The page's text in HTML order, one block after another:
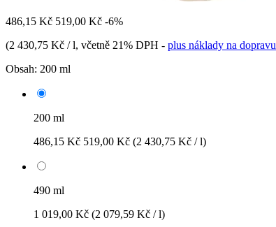
486,15 Kč 519,00 Kč -6%
(2 430,75 Kč / l, včetně 21% DPH - plus náklady na dopravu
Obsah: 200 ml
200 ml
486,15 Kč 519,00 Kč (2 430,75 Kč / l)
490 ml
1 019,00 Kč (2 079,59 Kč / l)